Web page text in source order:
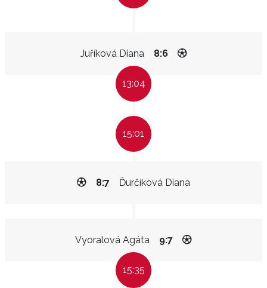
Juříková Diana 8:6
13:04
15:01
Ďurčíková Diana
8:7
Vyoralová Agáta 9:7
15:35